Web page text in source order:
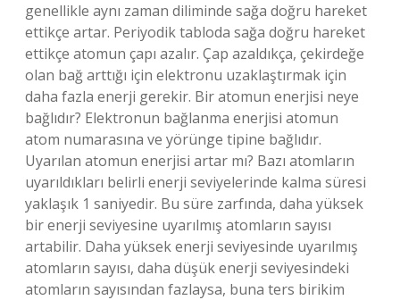
genellikle aynı zaman diliminde sağa doğru hareket
ettikçe artar. Periyodik tabloda sağa doğru hareket
ettikçe atomun çapı azalır. Çap azaldıkça, çekirdeğe
olan bağ arttığı için elektronu uzaklaştırmak için
daha fazla enerji gerekir. Bir atomun enerjisi neye
bağlıdır? Elektronun bağlanma enerjisi atomun
atom numarasına ve yörünge tipine bağlıdır.
Uyarılan atomun enerjisi artar mı? Bazı atomların
uyarıldıkları belirli enerji seviyelerinde kalma süresi
yaklaşık 1 saniyedir. Bu süre zarfında, daha yüksek
bir enerji seviyesine uyarılmış atomların sayısı
artabilir. Daha yüksek enerji seviyesinde uyarılmış
atomların sayısı, daha düşük enerji seviyesindeki
atomların sayısından fazlaysa, buna ters birikim